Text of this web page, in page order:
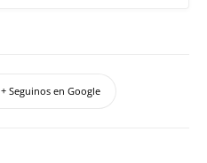
+ Seguinos en Google